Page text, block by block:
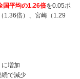
国平均の1.26倍を0.05ポ
1.36倍）、宮崎（1.29
増加
で減少